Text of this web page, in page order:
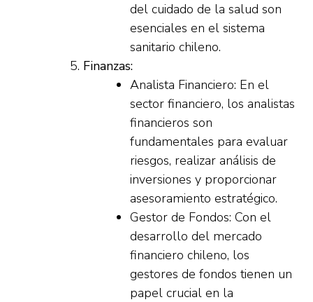
del cuidado de la salud son
esenciales en el sistema
sanitario chileno.
Finanzas:
Analista Financiero: En el
sector financiero, los analistas
financieros son
fundamentales para evaluar
riesgos, realizar análisis de
inversiones y proporcionar
asesoramiento estratégico.
Gestor de Fondos: Con el
desarrollo del mercado
financiero chileno, los
gestores de fondos tienen un
papel crucial en la